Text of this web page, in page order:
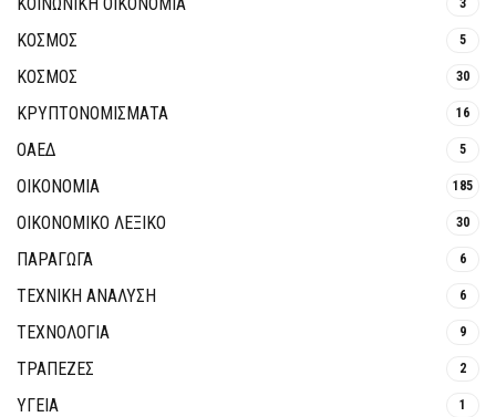
ΚΟΣΜΟΣ 5
ΚΟΣΜΟΣ 30
ΚΡΥΠΤΟΝΟΜΊΣΜΑΤΑ 16
ΟΑΕΔ 5
ΟΙΚΟΝΟΜΙΑ 185
ΟΙΚΟΝΟΜΙΚΟ ΛΕΞΙΚΟ 30
ΠΑΡΑΓΩΓΑ 6
ΤΕΧΝΙΚΗ ΑΝΑΛΥΣΗ 6
ΤΕΧΝΟΛΟΓΙΑ 9
ΤΡΆΠΕΖΕΣ 2
ΥΓΕΙΑ 1